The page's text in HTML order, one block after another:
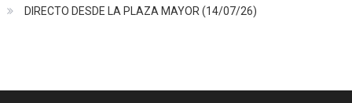
DIRECTO DESDE LA PLAZA MAYOR (14/07/26)